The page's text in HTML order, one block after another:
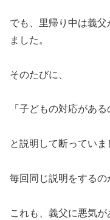
でも、里帰り中は義
ました。
そのたびに、
「子どもの対応があ
と説明して断っていま
毎回同じ説明をするの
これも、義父に悪気が